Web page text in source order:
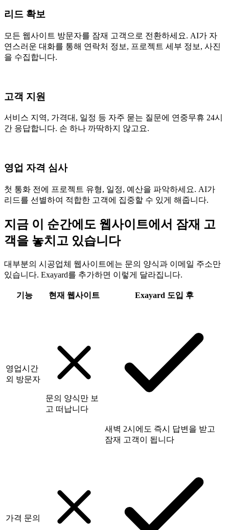
리드 확보
모든 웹사이트 방문자를 잠재 고객으로 전환하세요. AI가 자
연스러운 대화를 통해 연락처 정보, 프로젝트 세부 정보, 사진
을 수집합니다.
고객 지원
서비스 지역, 가격대, 일정 등 자주 묻는 질문에 연중무휴 24시
간 응답합니다. 손 하나 까딱하지 않고요.
영업 자격 심사
첫 통화 전에 프로젝트 유형, 일정, 예산을 파악하세요. AI가
리드를 선별하여 적합한 고객에 집중할 수 있게 해줍니다.
지금 이 순간에도 웹사이트에서 잠재 고
객을 놓치고 있습니다
대부분의 시공업체 웹사이트에는 문의 양식과 이메일 주소만
있습니다. Exayard를 추가하면 이렇게 달라집니다.
기능 현재 웹사이트 Exayard 도입 후
영업시간
외 방문자
문의 양식만 보
고 떠납니다
새벽 2시에도 즉시 답변을 받고
잠재 고객이 됩니다
가격 문의